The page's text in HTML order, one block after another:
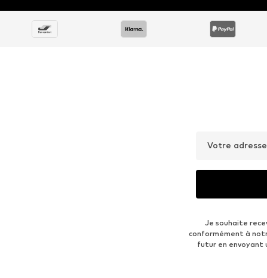
Votre
Je souhaite
conformément à
futur en envoyant